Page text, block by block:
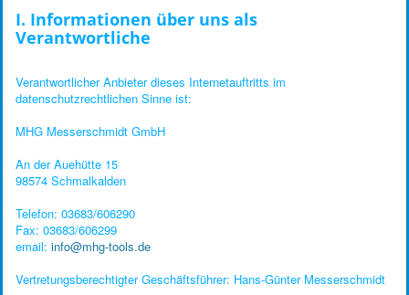
I. Informationen über uns als
Verantwortliche
Verantwortlicher Anbieter dieses Internetauftritts im
datenschutzrechtlichen Sinne ist:
MHG Messerschmidt GmbH
An der Auehütte 15
98574 Schmalkalden
Telefon: 03683/606290
Fax: 03683/606299
email: info@mhg-tools.de
Vertretungsberechtigter Geschäftsführer: Hans-Günter Messerschmidt